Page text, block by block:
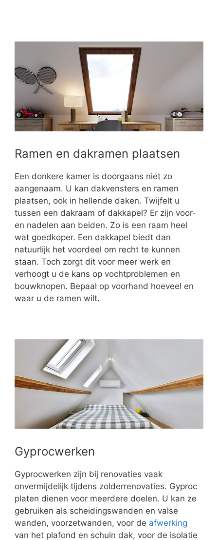
Ramen en dakramen plaatsen
Een donkere kamer is doorgaans niet zo
aangenaam. U kan dakvensters en ramen
plaatsen, ook in hellende daken. Twijfelt u
tussen een dakraam of dakkapel? Er zijn voor-
en nadelen aan beiden. Zo is een raam heel
wat goedkoper. Een dakkapel biedt dan
natuurlijk het voordeel om recht te kunnen
staan. Toch zorgt dit voor meer werk en
verhoogt u de kans op vochtproblemen en
bouwknopen. Bepaal op voorhand hoeveel en
waar u de ramen wilt.
Gyprocwerken
Gyprocwerken zijn bij renovaties vaak
onvermijdelijk tijdens zolderrenovaties. Gyproc
platen dienen voor meerdere doelen. U kan ze
gebruiken als scheidingswanden en valse
wanden, voorzetwanden, voor de afwerking
van het plafond en schuin dak, voor de isolatie